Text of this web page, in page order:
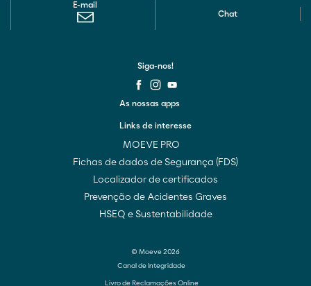
E-mail
Chat
Links de interesse
MOEVE PRO
Fichas de dados de Segurança (FDS)
Localizador de certificados
Prevenção de Acidentes Graves
HSEQ e Sustentabilidade
As nossas apps
Siga-nos!
© Moeve 2026
Canal de Integridade
Livro de Reclamações Online